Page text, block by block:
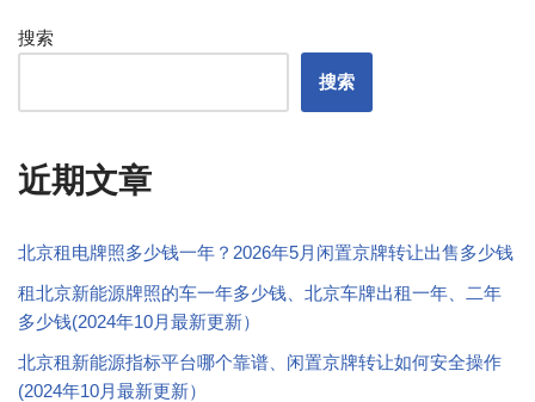
搜索
搜索
近期文章
北京租电牌照多少钱一年？2026年5月闲置京牌转让出售多少钱
租北京新能源牌照的车一年多少钱、北京车牌出租一年、二年
多少钱(2024年10月最新更新）
北京租新能源指标平台哪个靠谱、闲置京牌转让如何安全操作
(2024年10月最新更新）